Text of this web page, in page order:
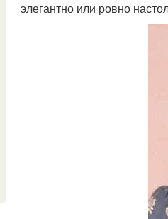
элегантно или ровно